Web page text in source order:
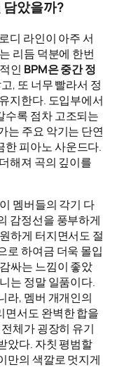
담았을까?
디 라인이 아주 서
리듬 덕분에 한번
인 BPM은 중간 정
, 또 너무 빨라서 정
지한다. 도입부에서
수록 점차 고조되는
는 주요 악기는 단연
한 피아노 사운드다.
해져 곡의 깊이를
멤버들의 각기 다
감정선을 풍부하게
하게 터지면서도 절
로 하여금 더욱 몰입
싸는 느낌이 좋았
는 정말 일품이다.
라, 멤버 개개인의
면서도 완벽한 합을
체가 굉장히 유기
았다. 자칫 평범할
만의 색깔로 멋지게